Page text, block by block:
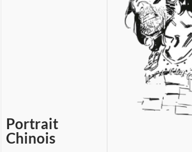
Portrait
Chinois